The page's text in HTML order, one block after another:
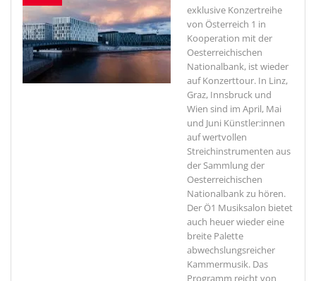
exklusive Konzertreihe
von Österreich 1 in
Kooperation mit der
Oesterreichischen
Nationalbank, ist wieder
auf Konzerttour. In Linz,
Graz, Innsbruck und
Wien sind im April, Mai
und Juni Künstler:innen
auf wertvollen
Streichinstrumenten aus
der Sammlung der
Oesterreichischen
Nationalbank zu hören.
Der Ö1 Musiksalon bietet
auch heuer wieder eine
breite Palette
abwechslungsreicher
Kammermusik. Das
Programm reicht von